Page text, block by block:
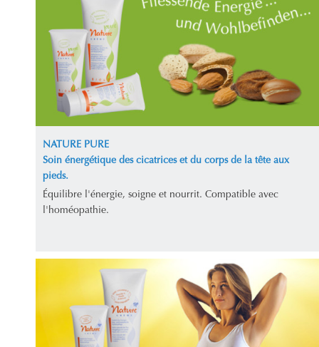
NATURE PURE
Soin énergétique des cicatrices et du corps de la tête aux
pieds.
Équilibre l'énergie, soigne et nourrit. Compatible avec
l'homéopathie.